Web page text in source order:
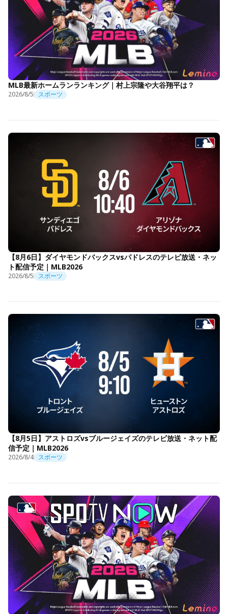
MLB最新ホームランランキング｜村上宗隆や大谷翔平は？
2026/8/5 スポーツ
【8月6日】ダイヤモンドバックスvsパドレスのテレビ放送・ネッ
ト配信予定｜MLB2026
2026/8/5 スポーツ
【8月5日】アストロズvsブルージェイズのテレビ放送・ネット配
信予定｜MLB2026
2026/8/4 スポーツ